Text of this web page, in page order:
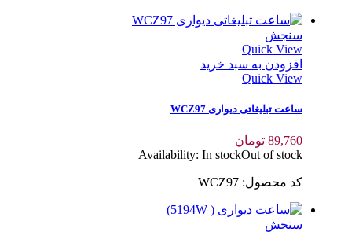
سنجش
Quick View
افزودن به سبد خرید
Quick View
ساعت تبلیغاتی دیواری WCZ97
89,760 تومان
Availability:In stockOut of stock
کد محصول: WCZ97
سنجش